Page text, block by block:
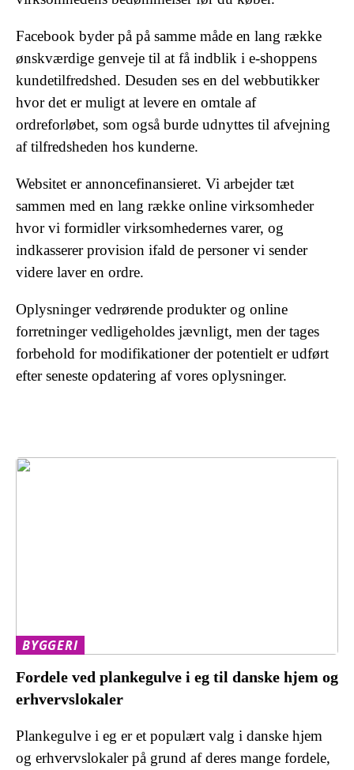
Facebook byder på på samme måde en lang række
ønskværdige genveje til at få indblik i e-shoppens
kundetilfredshed. Desuden ses en del webbutikker
hvor det er muligt at levere en omtale af
ordreforløbet, som også burde udnyttes til afvejning
af tilfredsheden hos kunderne.
Websitet er annoncefinansieret. Vi arbejder tæt
sammen med en lang række online virksomheder
hvor vi formidler virksomhedernes varer, og
indkasserer provision ifald de personer vi sender
videre laver en ordre.
Oplysninger vedrørende produkter og online
forretninger vedligeholdes jævnligt, men der tages
forbehold for modifikationer der potentielt er udført
efter seneste opdatering af vores oplysninger.
BYGGERI
Fordele ved plankegulve i eg til danske hjem og
erhvervslokaler
Plankegulve i eg er et populært valg i danske hjem
og erhvervslokaler på grund af deres mange fordele,